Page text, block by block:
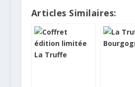
Articles Similaires: